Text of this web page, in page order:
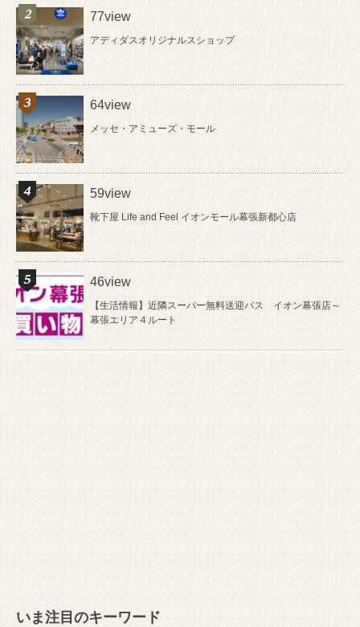
77view
アディダスオリジナルスショップ
64view
メッセ・アミューズ・モール
59view
靴下屋 Life and Feel イオンモール幕張新都心店
46view
【生活情報】近隣スーパー無料送迎バス イオン幕張店～
幕張エリア４ルート
いま注目のキーワード